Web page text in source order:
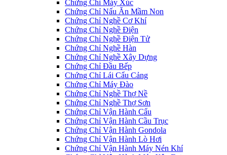
Chứng Chỉ Máy Xúc
Chứng Chỉ Nấu Ăn Mầm Non
Chứng Chỉ Nghề Cơ Khí
Chứng Chỉ Nghề Điện
Chứng Chỉ Nghề Điện Tử
Chứng Chỉ Nghề Hàn
Chứng Chỉ Nghề Xây Dựng
Chứng Chỉ Đầu Bếp
Chứng Chỉ Lái Cẩu Cảng
Chứng Chỉ Máy Đào
Chứng Chỉ Nghề Thợ Nề
Chứng Chỉ Nghề Thợ Sơn
Chứng Chỉ Vận Hành Cẩu
Chứng Chỉ Vận Hành Cầu Trục
Chứng Chỉ Vận Hành Gondola
Chứng Chỉ Vận Hành Lò Hơi
Chứng Chỉ Vận Hành Máy Nén Khí